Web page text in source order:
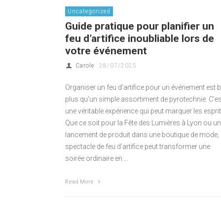
Uncategorized
Guide pratique pour planifier un
feu d’artifice inoubliable lors de
votre événement
Carole 28/07/2025
Organiser un feu d’artifice pour un événement est
plus qu’un simple assortiment de pyrotechnie.
une véritable expérience qui peut marquer les
Que ce soit pour la Fête des Lumières à Lyon ou un
lancement de produit dans une boutique de mode,
spectacle de feu d’artifice peut transformer une
soirée ordinaire en …
Read More